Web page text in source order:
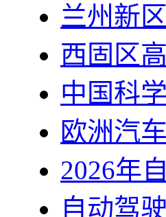
兰州新
西固区
中国科
欧洲汽
2026年
自动驾